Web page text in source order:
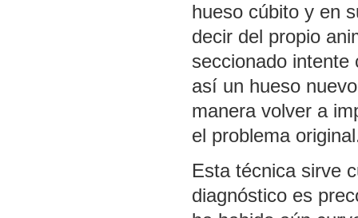
hueso cúbito y en
decir del propio
seccionado
así un hueso
manera volver a
el problema
Esta técnica sirve
diagnóstico es